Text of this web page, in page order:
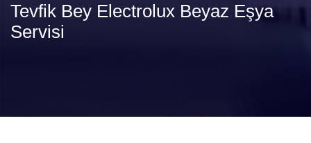
Tevfik Bey Electrolux Beyaz Eşya
Servisi